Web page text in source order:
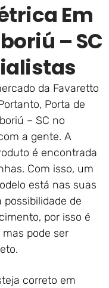
Em
– SC
da Favaretto
Porta de
– SC no
a gente. A
é encontrada
Com isso, um
está nas suas
de
por isso é
pode ser
correto em